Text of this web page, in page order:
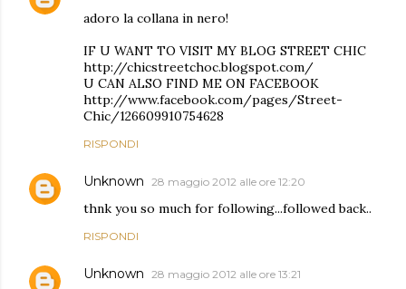
adoro la collana in nero!
IF U WANT TO VISIT MY BLOG STREET CHIC
http://chicstreetchoc.blogspot.com/
U CAN ALSO FIND ME ON FACEBOOK
http://www.facebook.com/pages/Street-
Chic/126609910754628
RISPONDI
Unknown 28 maggio 2012 alle ore 12:20
thnk you so much for following...followed back..
RISPONDI
Unknown 28 maggio 2012 alle ore 13:21